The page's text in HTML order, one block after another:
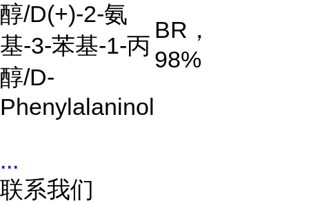
醇/D(+)-2-氨
基-3-苯基-1-丙
醇/D-
Phenylalaninol
BR ，
98%
...
联系我们